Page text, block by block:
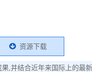
资源下载
,并结合近年来国际上的最